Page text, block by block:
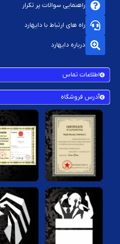
راهنمایی سوالات پر تکرار
راه های ارتباط با دایهارد
درباره دایهارد
اطلاعات تماس
آدرس فروشگاه